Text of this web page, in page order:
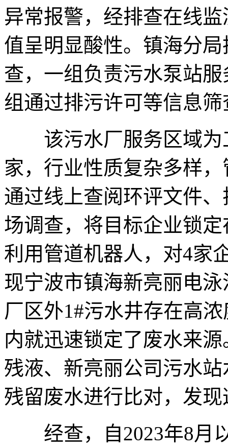
异常报警，经排查在线
值呈明显酸性。镇海分
查，一组负责污水泵站
组通过排污许可等信息
该污水厂服务区域为
家，行业性质复杂多样
通过线上查阅环评文件
场调查，将目标企业锁
利用管道机器人，对4家
现宁波市镇海新亮丽电
厂区外1#污水井存在高
内就迅速锁定了废水来
残液、新亮丽公司污水
残留废水进行比对，发
经查，自2023年8月